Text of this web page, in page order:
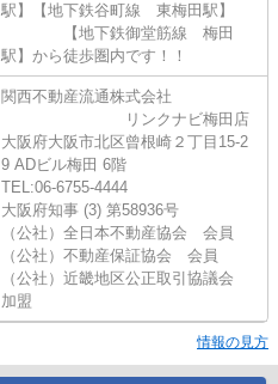
駅】【地下鉄谷町線 東梅田駅】
【地下鉄御堂筋線 梅田
駅】から徒歩圏内です！！
関西不動産流通株式会社
リンクナビ梅田店
大阪府大阪市北区曾根崎２丁目15-2
9 ADビル梅田 6階
TEL:06-6755-4444
大阪府知事 (3) 第58936号
（公社）全日本不動産協会 会員
（公社）不動産保証協会 会員
（公社）近畿地区公正取引協議会
加盟
情報の見方